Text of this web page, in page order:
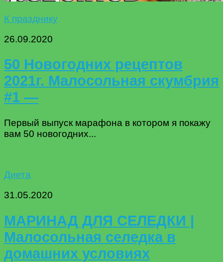
К празднику
26.09.2020
50 Новогодних рецептов
2021г. Малосольная скумбрия
#1 —
Первый выпуск марафона в котором я покажу
вам 50 новогодних...
Диета
31.05.2020
МАРИНАД ДЛЯ СЕЛЕДКИ |
Малосольная селедка в
домашних условиях